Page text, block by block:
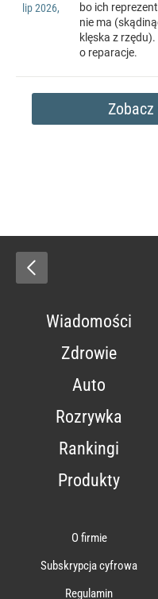
lip2026,
bo ich
nie ma
klęska z
o reparacje.
Wiadomości
Zdrowie
Auto
Rozrywka
Rankingi
Produkty
O firmie
Subskrypcja cyfrowa
Regulamin